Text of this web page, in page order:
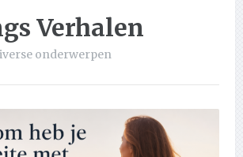
Verhalen
onderwerpen